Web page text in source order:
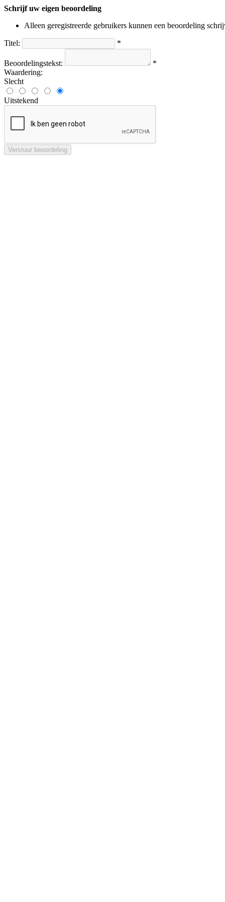
Schrijf uw eigen beoordeling
Alleen geregistreerde gebruikers kunnen een beoordeling
Titel: *
Beoordelingstekst:
*
Waardering:
Slecht
Uitstekend
Verstuur beoordeling